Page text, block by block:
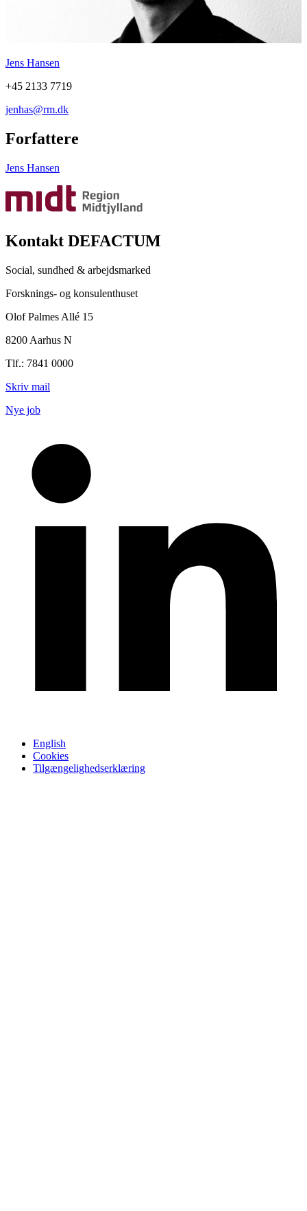
Jens Hansen
+45 2133 7719
jenhas@rm.dk
Forfattere
Jens Hansen
Kontakt DEFACTUM
Social, sundhed & arbejdsmarked
Forsknings- og konsulenthuset
Olof Palmes Allé 15
8200 Aarhus N
Tlf.: 7841 0000
Skriv mail
Nye job
English
Cookies
Tilgængelighedserklæring